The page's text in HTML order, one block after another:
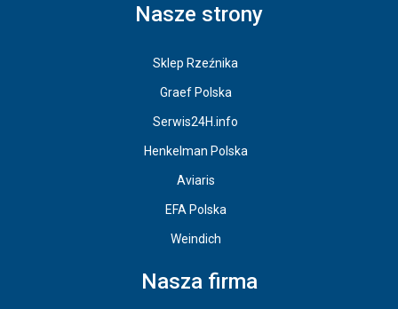
Nasze strony
Sklep Rzeźnika
Graef Polska
Serwis24H.info
Henkelman Polska
Aviaris
EFA Polska
Weindich
Nasza firma